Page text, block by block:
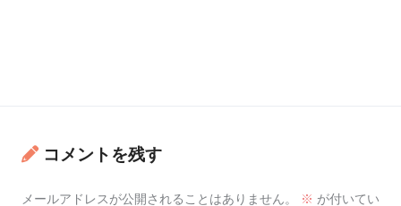
コメントを残す
メールアドレスが公開されることはありません。 ※ が付いてい